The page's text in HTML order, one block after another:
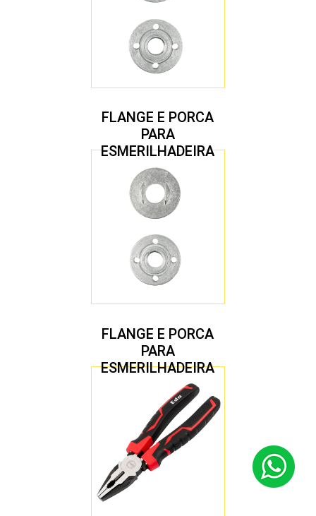
FLANGE E PORCA
PARA
ESMERILHADEIRA
4.1/2″ 22,23 MM
FLANGE E PORCA
PARA
ESMERILHADEIRA
4.1/2″ 20,00 MM